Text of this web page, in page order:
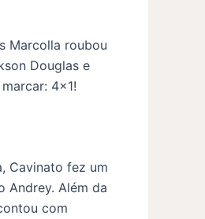
Marcolla roubou
Douglas e
4×1!
Cavinato fez um
Andrey. Além da
com